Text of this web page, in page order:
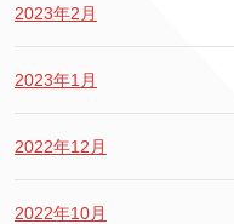
2023年2月
2023年1月
2022年12月
2022年10月